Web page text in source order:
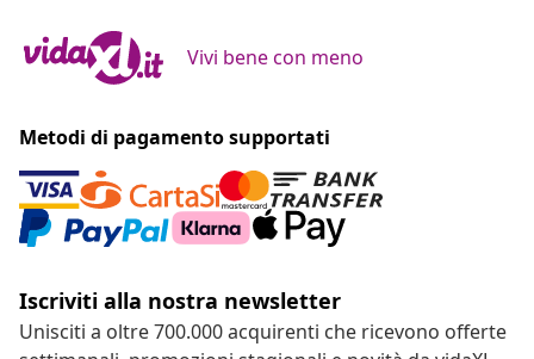
Vivi bene con meno
Metodi di pagamento supportati
Iscriviti alla nostra newsletter
Unisciti a oltre 700.000 acquirenti che ricevono offerte